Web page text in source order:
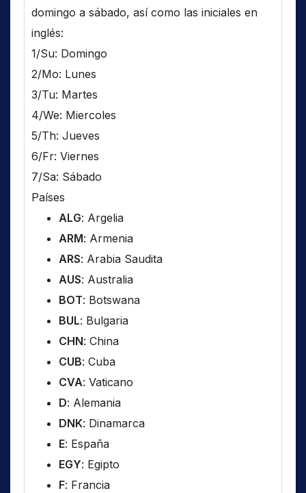
domingo a sábado, así como las iniciales en
inglés:
1/Su: Domingo
2/Mo: Lunes
3/Tu: Martes
4/We: Miercoles
5/Th: Jueves
6/Fr: Viernes
7/Sa: Sábado
Países
ALG: Argelia
ARM: Armenia
ARS: Arabia Saudita
AUS: Australia
BOT: Botswana
BUL: Bulgaria
CHN: China
CUB: Cuba
CVA: Vaticano
D: Alemania
DNK: Dinamarca
E: España
EGY: Egipto
F: Francia